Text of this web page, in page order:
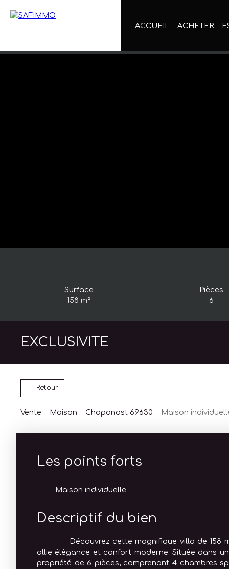
ACCUEIL ACHETER
Surface
158 m²
Pièces
6
EXCLUSIVITE
Retour
Vente Maison Chaponost 69630 Maison
Les points forts
Maison individuelle
Descriptif du bien
Découvrez cette magnifique villa de 158
allie élégance et confort moderne. Située dans
propriété de 6 pièces, comprenant 4 chambres